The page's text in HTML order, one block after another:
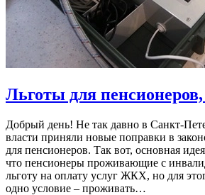
Льготы для
Добрый день! Не так давно в Санкт-
власти приняли новые поправки в
для пенсионеров. Так вот, основная
что пенсионеры проживающие с
льготу на оплату услуг ЖКХ, но для
одно условие – проживать…